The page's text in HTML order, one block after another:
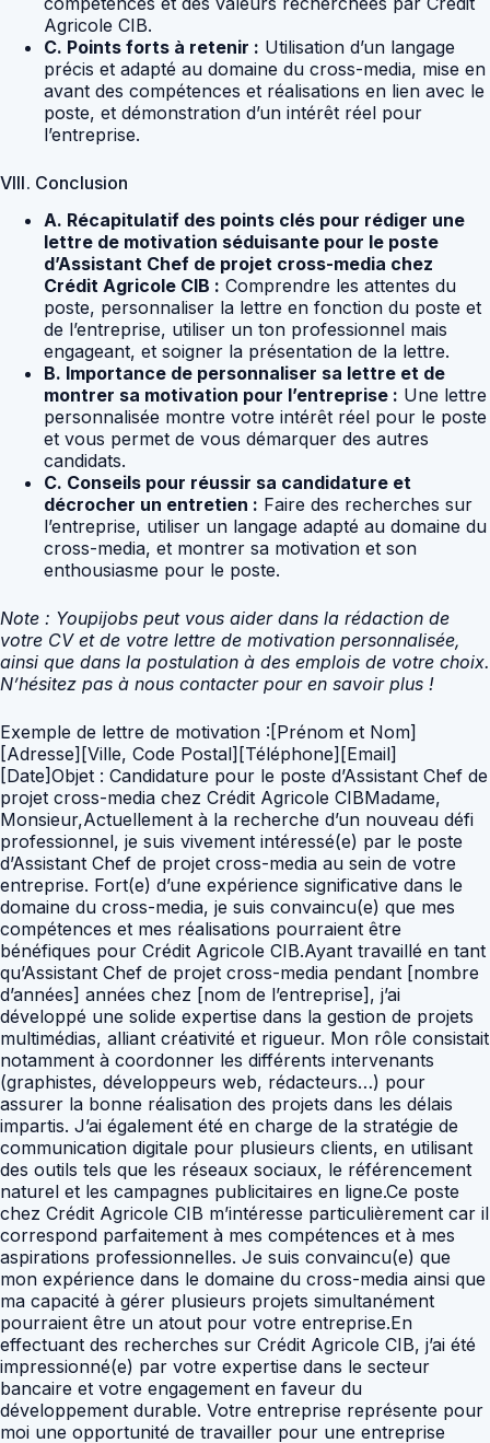
Agricole CIB.
C. Points forts à retenir : Utilisation d’un langage
précis et adapté au domaine du cross-media, mise en
avant des compétences et réalisations en lien avec le
poste, et démonstration d’un intérêt réel pour
l’entreprise.
VIII. Conclusion
A. Récapitulatif des points clés pour rédiger une
lettre de motivation séduisante pour le poste
d’Assistant Chef de projet cross-media chez
Crédit Agricole CIB : Comprendre les attentes du
poste, personnaliser la lettre en fonction du poste et
de l’entreprise, utiliser un ton professionnel mais
engageant, et soigner la présentation de la lettre.
B. Importance de personnaliser sa lettre et de
montrer sa motivation pour l’entreprise : Une lettre
personnalisée montre votre intérêt réel pour le poste
et vous permet de vous démarquer des autres
candidats.
C. Conseils pour réussir sa candidature et
décrocher un entretien : Faire des recherches sur
l’entreprise, utiliser un langage adapté au domaine du
cross-media, et montrer sa motivation et son
enthousiasme pour le poste.
Note : Youpijobs peut vous aider dans la rédaction de
votre CV et de votre lettre de motivation personnalisée,
ainsi que dans la postulation à des emplois de votre choix.
N’hésitez pas à nous contacter pour en savoir plus !
Exemple de lettre de motivation :[Prénom et Nom]
[Adresse][Ville, Code Postal][Téléphone][Email]
[Date]Objet : Candidature pour le poste d’Assistant Chef de
projet cross-media chez Crédit Agricole CIBMadame,
Monsieur,Actuellement à la recherche d’un nouveau défi
professionnel, je suis vivement intéressé(e) par le poste
d’Assistant Chef de projet cross-media au sein de votre
entreprise. Fort(e) d’une expérience significative dans le
domaine du cross-media, je suis convaincu(e) que mes
compétences et mes réalisations pourraient être
bénéfiques pour Crédit Agricole CIB.Ayant travaillé en tant
qu’Assistant Chef de projet cross-media pendant [nombre
d’années] années chez [nom de l’entreprise], j’ai
développé une solide expertise dans la gestion de projets
multimédias, alliant créativité et rigueur. Mon rôle consistait
notamment à coordonner les différents intervenants
(graphistes, développeurs web, rédacteurs…) pour
assurer la bonne réalisation des projets dans les délais
impartis. J’ai également été en charge de la stratégie de
communication digitale pour plusieurs clients, en utilisant
des outils tels que les réseaux sociaux, le référencement
naturel et les campagnes publicitaires en ligne.Ce poste
chez Crédit Agricole CIB m’intéresse particulièrement car il
correspond parfaitement à mes compétences et à mes
aspirations professionnelles. Je suis convaincu(e) que
mon expérience dans le domaine du cross-media ainsi que
ma capacité à gérer plusieurs projets simultanément
pourraient être un atout pour votre entreprise.En
effectuant des recherches sur Crédit Agricole CIB, j’ai été
impressionné(e) par votre expertise dans le secteur
bancaire et votre engagement en faveur du
développement durable. Votre entreprise représente pour
moi une opportunité de travailler pour une entreprise